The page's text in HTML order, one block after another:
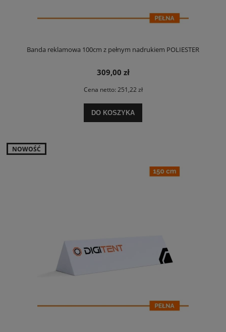
Banda reklamowa 100cm z pełnym nadrukiem POLIESTER
309,00 zł
Cena netto: 251,22 zł
DO KOSZYKA
NOWOŚĆ